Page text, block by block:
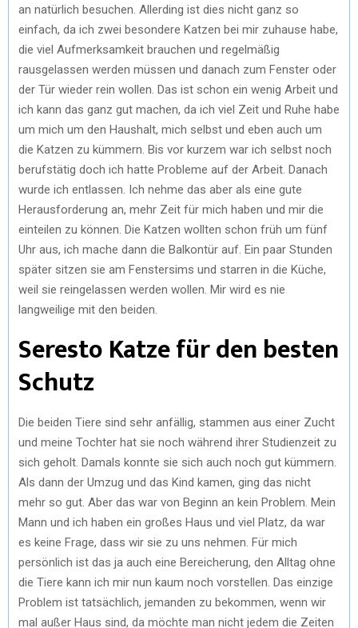
an natürlich besuchen. Allerding ist dies nicht ganz so
einfach, da ich zwei besondere Katzen bei mir zuhause habe,
die viel Aufmerksamkeit brauchen und regelmäßig
rausgelassen werden müssen und danach zum Fenster oder
der Tür wieder rein wollen. Das ist schon ein wenig Arbeit und
ich kann das ganz gut machen, da ich viel Zeit und Ruhe habe
um mich um den Haushalt, mich selbst und eben auch um
die Katzen zu kümmern. Bis vor kurzem war ich selbst noch
berufstätig doch ich hatte Probleme auf der Arbeit. Danach
wurde ich entlassen. Ich nehme das aber als eine gute
Herausforderung an, mehr Zeit für mich haben und mir die
einteilen zu können. Die Katzen wollten schon früh um fünf
Uhr aus, ich mache dann die Balkontür auf. Ein paar Stunden
später sitzen sie am Fenstersims und starren in die Küche,
weil sie reingelassen werden wollen. Mir wird es nie
langweilige mit den beiden.
Seresto Katze für den besten
Schutz
Die beiden Tiere sind sehr anfällig, stammen aus einer Zucht
und meine Tochter hat sie noch während ihrer Studienzeit zu
sich geholt. Damals konnte sie sich auch noch gut kümmern.
Als dann der Umzug und das Kind kamen, ging das nicht
mehr so gut. Aber das war von Beginn an kein Problem. Mein
Mann und ich haben ein großes Haus und viel Platz, da war
es keine Frage, dass wir sie zu uns nehmen. Für mich
persönlich ist das ja auch eine Bereicherung, den Alltag ohne
die Tiere kann ich mir nun kaum noch vorstellen. Das einzige
Problem ist tatsächlich, jemanden zu bekommen, wenn wir
mal außer Haus sind, da möchte man nicht jedem die Zeiten